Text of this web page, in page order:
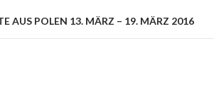
AUS POLEN 13. MÄRZ – 19. MÄRZ 2016